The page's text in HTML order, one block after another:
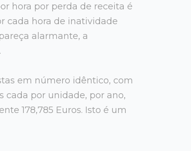
hora por perda de receita é
cada hora de inatividade
alarmante, a
em número idêntico, com
cada por unidade, por ano,
178,785 Euros. Isto é um